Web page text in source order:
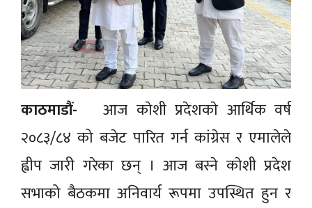
काठमाडौं-
आज काेशी प्रदेशकाे आर्थिक वर्ष
२०८३/८४ को बजेट पारित गर्न कांग्रेस र एमालेले
ह्वीप जारी गरेका छन् । आज बस्ने काेशी प्रदेश
सभाको बैठकमा अनिवार्य रूपमा उपस्थित हुन र